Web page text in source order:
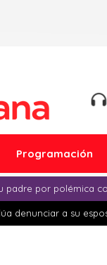
Programación
padre por polémica
denunciar a su